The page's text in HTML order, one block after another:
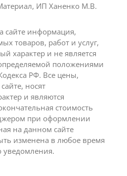
ИП Ханенко М.В.
сайте информация,
товаров, работ и услуг,
характер и не является
положениями
РФ. Все цены,
носят
и являются
стоимость
при оформлении
на данном сайте
изменена в любое время
уведомления.